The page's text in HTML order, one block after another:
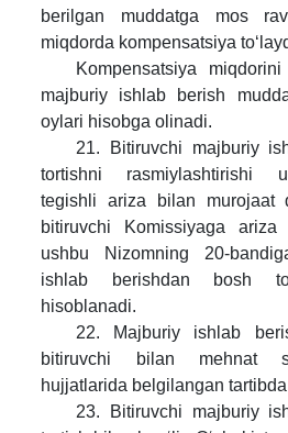
berilgan muddatga mos
miqdorda kompensatsiya
Kompensatsiya miqdorini
majburiy ishlab berish
oylari hisobga olinadi.
21. Bitiruvchi majburiy
tortishni rasmiylashtirishi
tegishli ariza bilan murojaat
bitiruvchi Komissiyaga
ushbu Nizomning 20-
ishlab berishdan bosh
hisoblanadi.
22. Majburiy ishlab
bitiruvchi bilan mehnat
hujjatlarida belgilangan
23. Bitiruvchi majburiy